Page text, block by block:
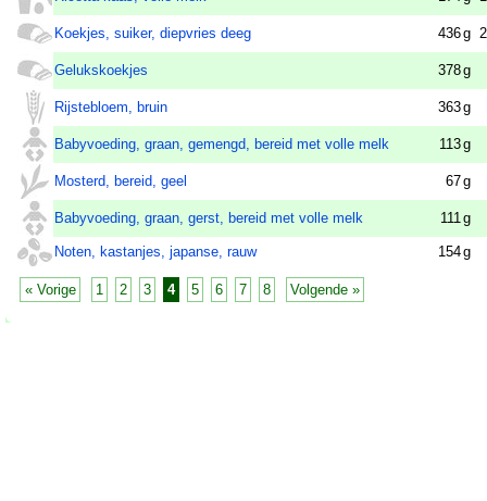
Koekjes, suiker, diepvries deeg 436g
Gelukskoekjes 378g
Rijstebloem, bruin 363g
Babyvoeding, graan, gemengd, bereid met volle melk 113g
Mosterd, bereid, geel 67g
Babyvoeding, graan, gerst, bereid met volle melk 111 g
Noten, kastanjes, japanse, rauw 154g
« Vorige 1 2 3 4 5 6 7 8 Volgende »